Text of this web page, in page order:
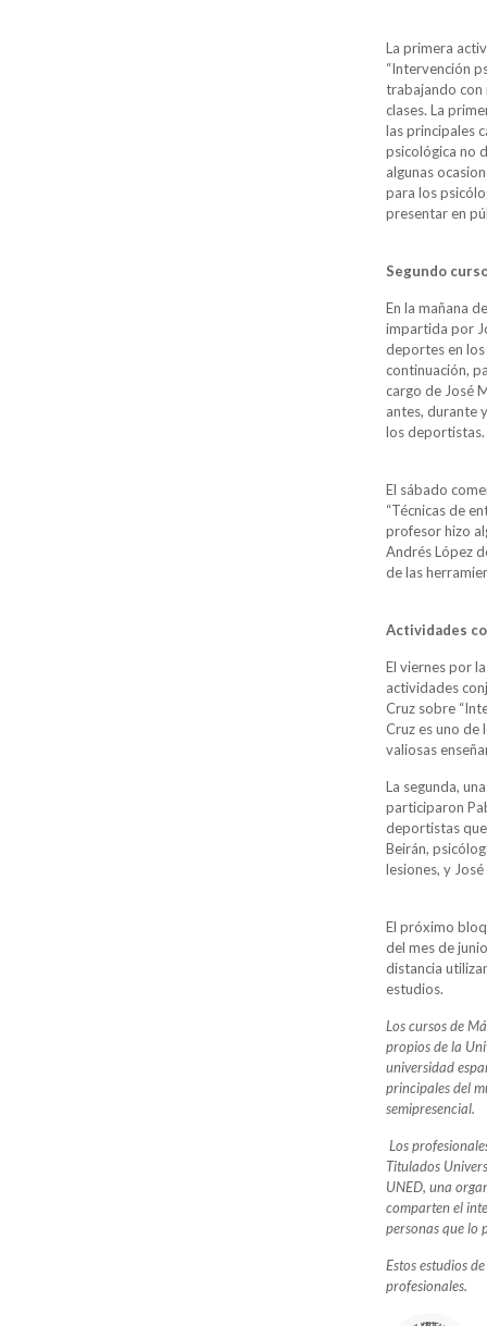
La primera
“Intervención
trabajando con
clases. La
las principales
psicológica no
algunas
para los
presentar en
Segundo
En la mañana
impartida por
deportes en
continuación,
cargo de José
antes, durante
los deportistas.
El sábado
“Técnicas de
profesor hizo
Andrés López
de las
Actividades
El viernes por
actividades
Cruz sobre
Cruz es uno de
valiosas
La segunda,
participaron
deportistas
Beirán,
lesiones, y
El próximo
del mes de
distancia
estudios.
Los cursos de
propios de la
universidad
principales del
semipresencial.
Los
Titulados
UNED, una
comparten el
personas que lo
Estos estudios
profesionales.